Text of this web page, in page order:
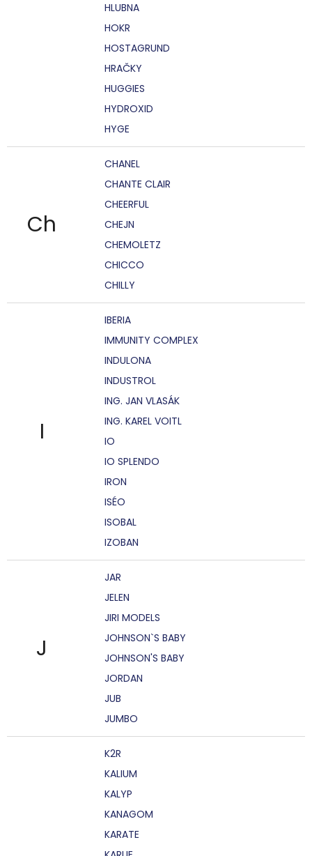
HLUBNA
HOKR
HOSTAGRUND
HRAČKY
HUGGIES
HYDROXID
HYGE
Ch
CHANEL
CHANTE CLAIR
CHEERFUL
CHEJN
CHEMOLETZ
CHICCO
CHILLY
I
IBERIA
IMMUNITY COMPLEX
INDULONA
INDUSTROL
ING. JAN VLASÁK
ING. KAREL VOITL
IO
IO SPLENDO
IRON
ISÉO
ISOBAL
IZOBAN
J
JAR
JELEN
JIRI MODELS
JOHNSON`S BABY
JOHNSON'S BABY
JORDAN
JUB
JUMBO
K2R
KALIUM
KALYP
KANAGOM
KARATE